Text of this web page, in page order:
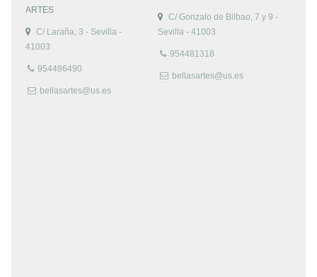
ARTES
C/ Laraña, 3 - Sevilla -
41003
954486490
bellasartes@us.es
C/ Gonzalo de Bilbao, 7 y 9 -
Sevilla - 41003
954481318
bellasartes@us.es